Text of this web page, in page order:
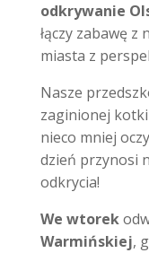
odkrywanie
łączy zabawę
miasta z
Nasze
zaginionej
nieco mniej
dzień przynosi
odkrycia!
We wtorek
Warmińskiej,